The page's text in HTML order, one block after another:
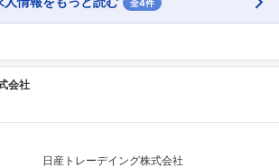
全4件
会社
日産トレーデイング株式会社